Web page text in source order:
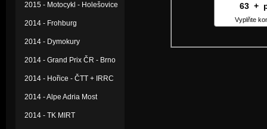
2015 - Motocykl - Holešovice
2014 - Frohburg
2014 - Dymokury
2014 - Grand Prix ČR - Brno
2014 - Hořice - ČTT + IRRC
2014 - Alpe Adria Most
2014 - TK MIRT
634 +5
Vyplňte